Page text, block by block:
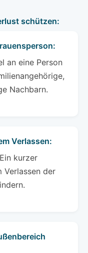
schützen:
an eine Person
Nachbarn.
Verlassen:
kurzer
Verlassen der